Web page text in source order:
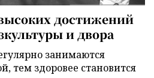
достижений
и двора
занимаются
тем здоровее становится